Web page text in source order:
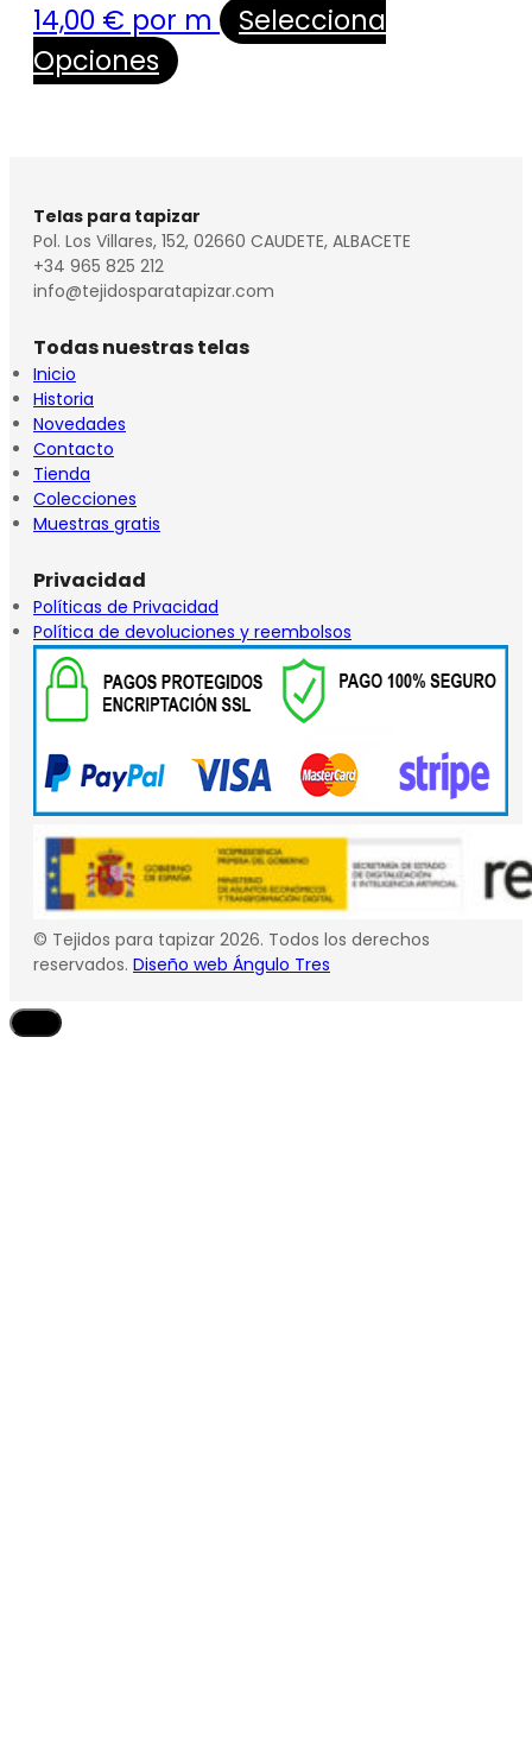
14,00 € por m
Selecciona
Opciones
Telas para tapizar
Pol. Los Villares, 152, 02660 CAUDETE, ALBACETE
+34 965 825 212
info@tejidosparatapizar.com
Todas nuestras telas
Inicio
Historia
Novedades
Contacto
Tienda
Colecciones
Muestras gratis
Privacidad
Políticas de Privacidad
Política de devoluciones y reembolsos
© Tejidos para tapizar 2026. Todos los derechos
reservados. Diseño web Ángulo Tres